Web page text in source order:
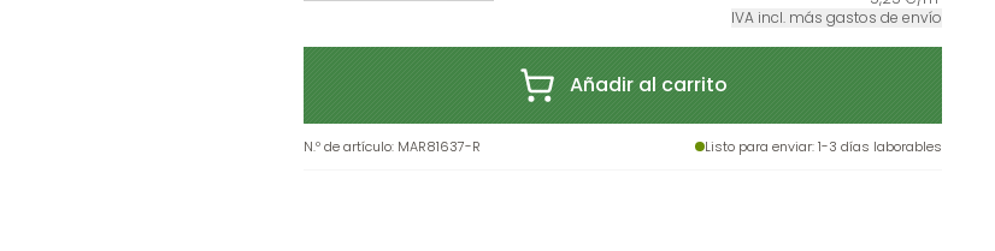
IVA incl. más gastos de envío
Añadir al carrito
N.º de artículo: MAR81637-R Listo para enviar: 1-3 días laborables